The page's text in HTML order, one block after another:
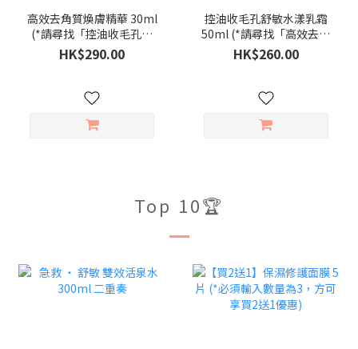
高效去角質煥膚精華 30ml
(*請尋找「控油收毛孔舒
敏水漾乳霜 50ml」並添加
至購物車，方可享組合價
HK$290.00
控油收毛孔舒敏水漾乳霜
50ml (*請尋找「高效去角
質煥膚精華 30ml」並添加
至購物車，方可享組合價
HK$260.00
Top 10🏆